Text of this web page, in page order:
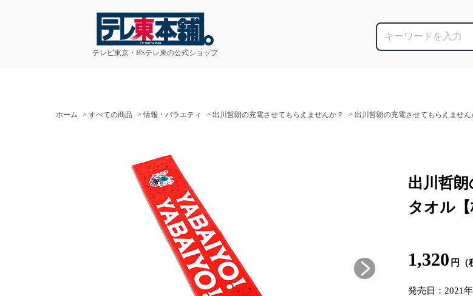
テレビ東京・BSテレ東の公式ショップ
ホーム > すべての商品 >情報・バラエティ > 出川哲朗の充電させてもらえませんか？ > 出川哲朗の充電させてもらえません
出川哲
タオル【
1,320 円（
発売日： 2021